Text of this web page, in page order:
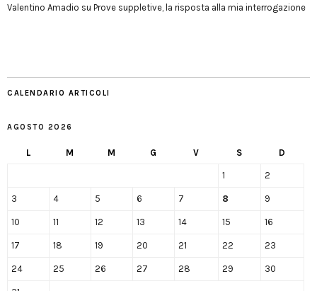
Valentino Amadio su Prove suppletive, la risposta alla mia interrogazione
CALENDARIO ARTICOLI
AGOSTO 2026
L M M G V S D
1 2
3 4 5 6 7 8 9
10 11 12 13 14 15 16
17 18 19 20 21 22 23
24 25 26 27 28 29 30